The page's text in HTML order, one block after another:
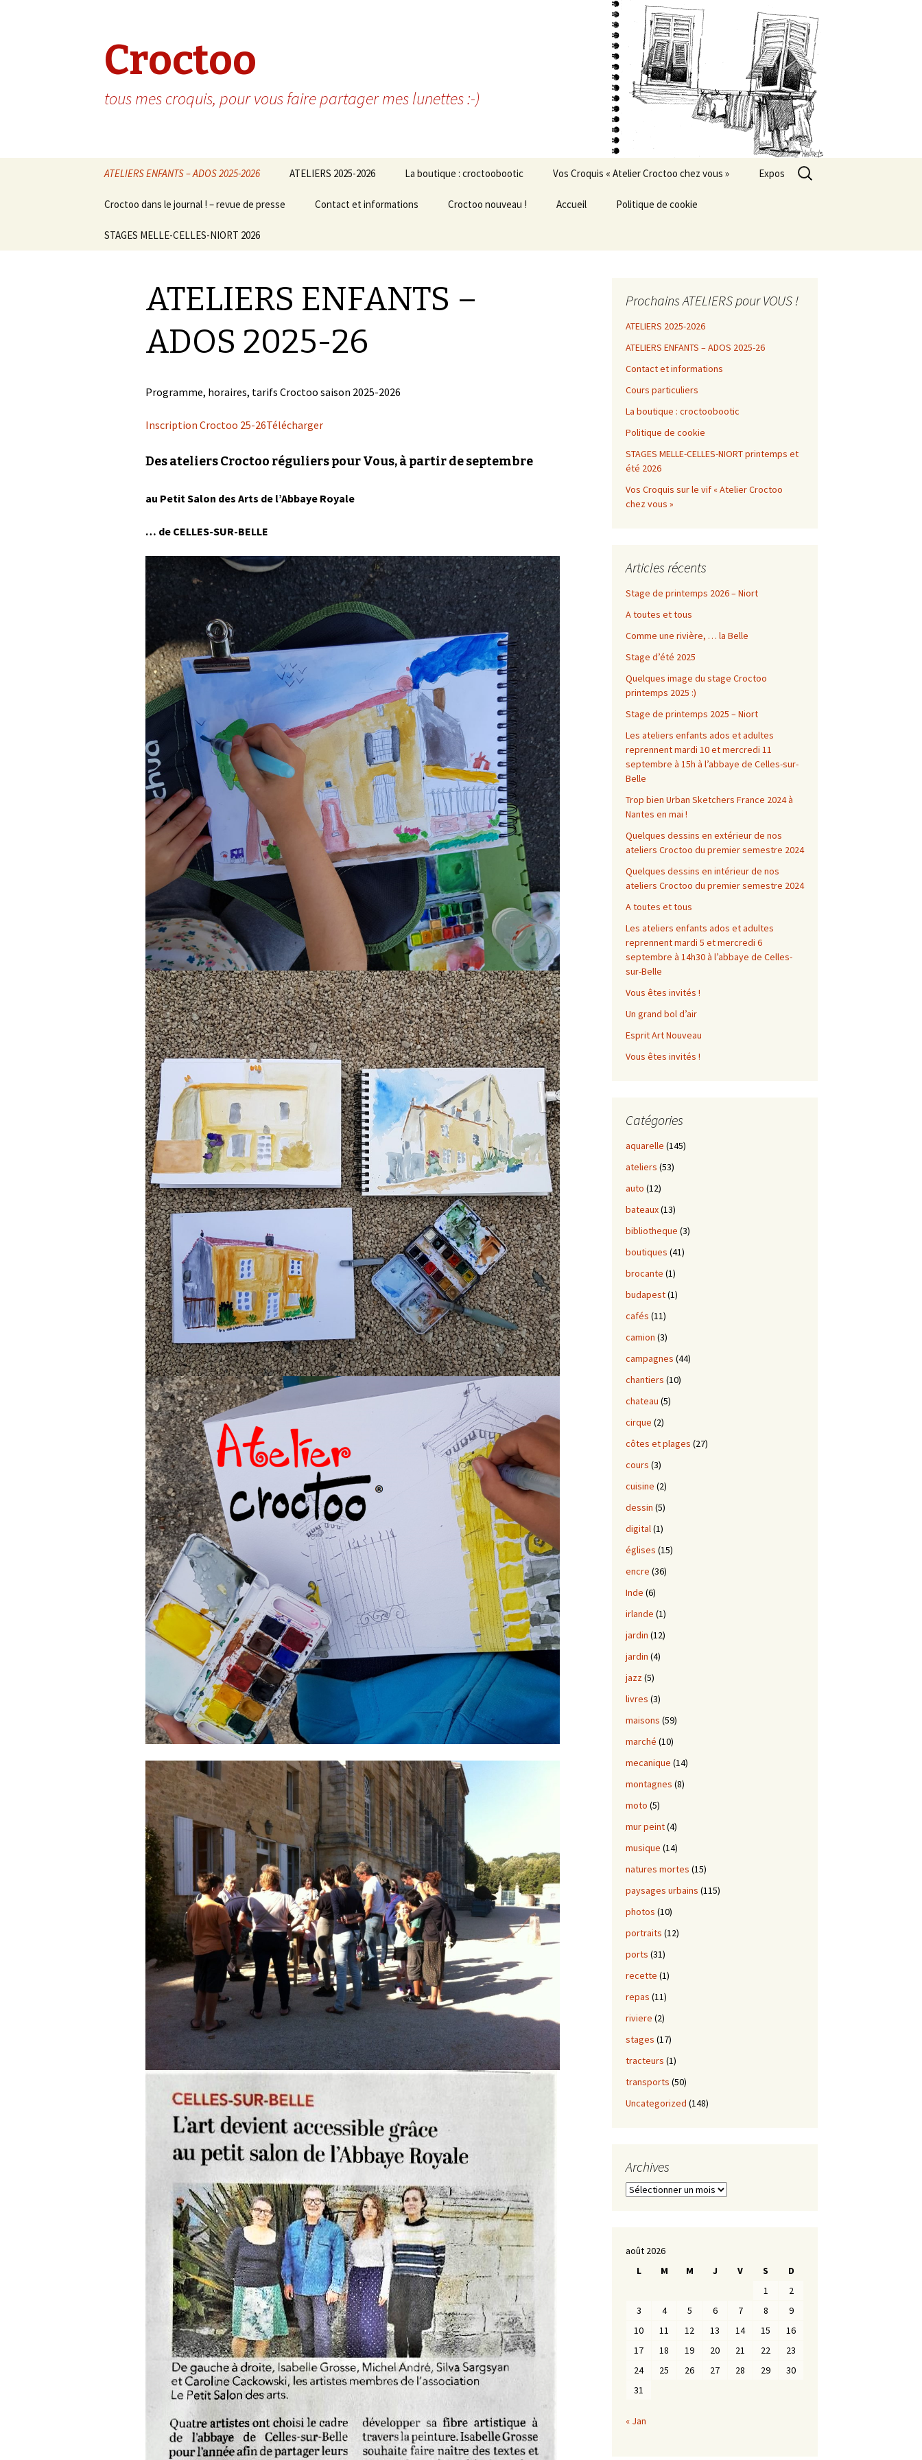
Croctoo
tous mes croquis, pour vous faire partager mes lunettes :-)
Aller au contenu principal
ATELIERS ENFANTS – ADOS 2025-2026 ATELIERS 2025-2026 La boutique : croctoobootic Vos Croquis « Atelier Croctoo chez vous » Expos
Croctoo dans le journal ! – revue de presse Contact et informations Croctoo nouveau ! Accueil Politique de cookie
STAGES MELLE-CELLES-NIORT 2026
Rechercher :
ATELIERS ENFANTS –
ADOS 2025-26
Programme, horaires, tarifs Croctoo saison 2025-2026
Inscription Croctoo 25-26Télécharger
Des ateliers Croctoo réguliers pour Vous, à partir de septembre
au Petit Salon des Arts de l’Abbaye Royale
… de CELLES-SUR-BELLE
Prochains ATELIERS pour VOUS !
ATELIERS 2025-2026
ATELIERS ENFANTS – ADOS 2025-26
Contact et informations
Cours particuliers
La boutique : croctoobootic
Politique de cookie
STAGES MELLE-CELLES-NIORT printemps et
été 2026
Vos Croquis sur le vif « Atelier Croctoo
chez vous »
Articles récents
Stage de printemps 2026 – Niort
A toutes et tous
Comme une rivière, … la Belle
Stage d’été 2025
Quelques image du stage Croctoo
printemps 2025 :)
Stage de printemps 2025 – Niort
Les ateliers enfants ados et adultes
reprennent mardi 10 et mercredi 11
septembre à 15h à l’abbaye de Celles-sur-
Belle
Trop bien Urban Sketchers France 2024 à
Nantes en mai !
Quelques dessins en extérieur de nos
ateliers Croctoo du premier semestre 2024
Quelques dessins en intérieur de nos
ateliers Croctoo du premier semestre 2024
A toutes et tous
Les ateliers enfants ados et adultes
reprennent mardi 5 et mercredi 6
septembre à 14h30 à l’abbaye de Celles-
sur-Belle
Vous êtes invités !
Un grand bol d’air
Esprit Art Nouveau
Vous êtes invités !
Catégories
aquarelle (145)
ateliers (53)
auto (12)
bateaux(13)
bibliotheque (3)
boutiques (41)
brocante (1)
budapest(1)
cafés (11)
camion (3)
campagnes (44)
chantiers (10)
chateau (5)
cirque (2)
côtes et plages (27)
cours (3)
cuisine (2)
dessin (5)
digital(1)
églises (15)
encre (36)
Inde (6)
irlande (1)
jardin (12)
jardin (4)
jazz(5)
livres (3)
maisons (59)
marché (10)
mecanique (14)
montagnes (8)
moto (5)
mur peint(4)
musique (14)
natures mortes (15)
paysages urbains (115)
photos (10)
portraits (12)
ports (31)
recette (1)
repas (11)
riviere (2)
stages (17)
tracteurs (1)
transports (50)
Uncategorized (148)
Archives
Archives
août 2026
L
M M J V S
D
1
2
3
4 5 6 7 8
9
10
11 12 13 14 15
16
17
18 19 20 21 22
23
24
25 26 27 28 29
30
31
« Jan